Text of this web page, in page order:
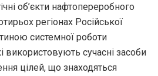
об’єкти нафтопереробного
регіонах Російської
системної роботи
використовують сучасні засоби
цілей, що знаходяться